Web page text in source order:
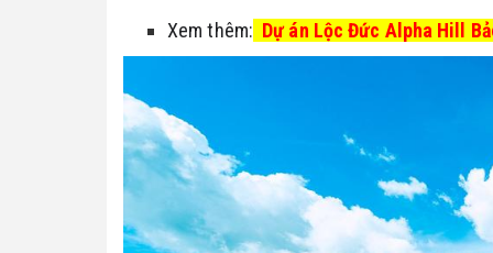
Xem thêm: Dự án Lộc Đức Alpha Hill